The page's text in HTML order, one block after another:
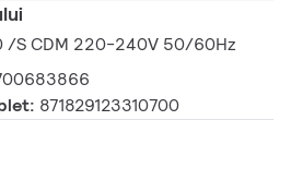
/S CDM 220-240V 50/60Hz
871829123310700